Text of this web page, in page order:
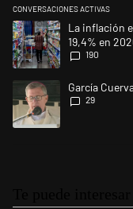
CONVERSACIONES ACTIVAS
Este listado muestra
Un artículo de tendencia
La inflación
19,4% en
190
Un artículo deGarcía
29